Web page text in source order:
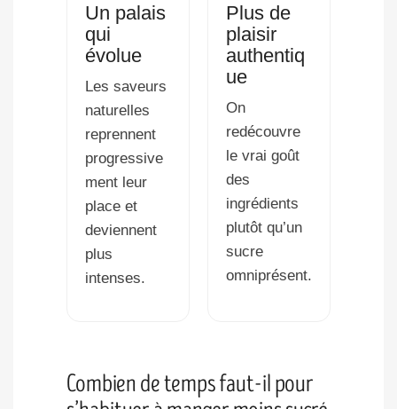
Un palais
qui
évolue
Les saveurs
naturelles
reprennent
progressive
ment leur
place et
deviennent
plus
intenses.
Plus de
plaisir
authentiq
ue
On
redécouvre
le vrai goût
des
ingrédients
plutôt qu’un
sucre
omniprésent.
Combien de temps faut-il pour